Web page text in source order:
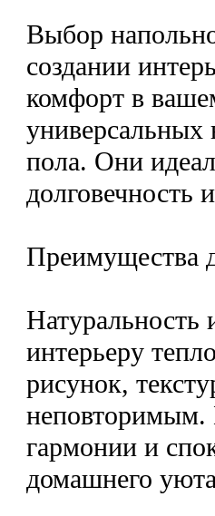
Выбор
создании
комфорт в
универсальных
пола. Они
долговечность
Преимущества
Натуральность
интерьеру
рисунок,
неповторимым.
гармонии и
домашнего